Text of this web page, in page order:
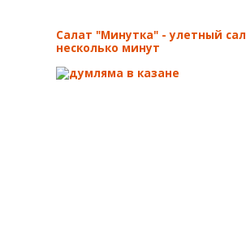
Салат "Минутка" - улетный
несколько минут